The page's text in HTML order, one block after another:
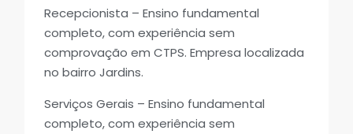
Recepcionista – Ensino fundamental
completo, com experiência sem
comprovação em CTPS. Empresa localizada
no bairro Jardins.
Serviços Gerais – Ensino fundamental
completo, com experiência sem